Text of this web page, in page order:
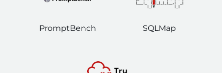
PromptBench SQLMap